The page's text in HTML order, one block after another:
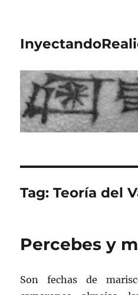
Tag:Teoría del
Percebes y
Son fechas de